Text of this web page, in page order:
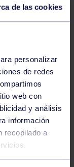
de las cookies
personalizar
de redes
web con
y análisis
información
recopilado a